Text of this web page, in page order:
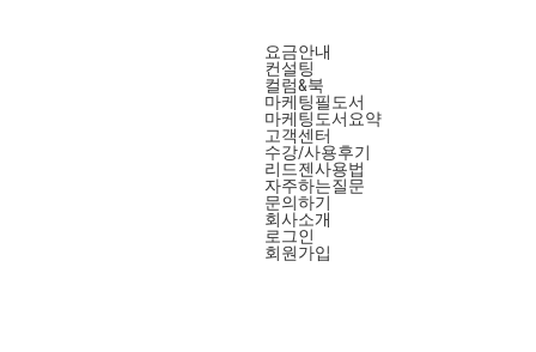
요금안내
컨설팅
컬럼&북
마케팅필도서
마케팅도서요약
고객센터
수강/사용후기
리드젠사용법
자주하는질문
문의하기
회사소개
로그인
회원가입